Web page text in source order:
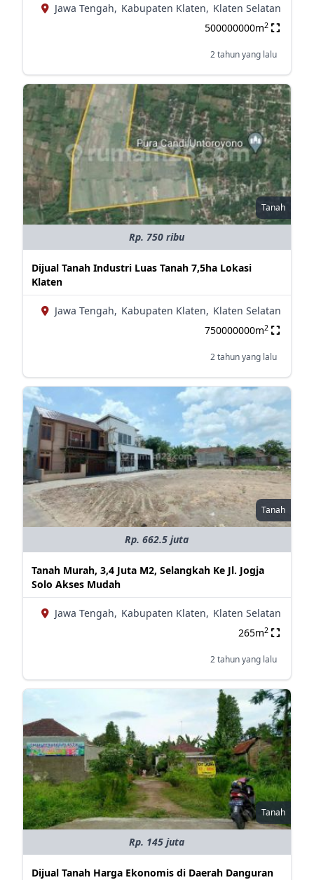
Jawa Tengah, Kabupaten Klaten, Klaten Selatan
500000000m2
2 tahun yang lalu
Tanah
Rp. 750 ribu
Dijual Tanah Industri Luas Tanah 7,5ha Lokasi
Klaten
Jawa Tengah, Kabupaten Klaten, Klaten Selatan
750000000m2
2 tahun yang lalu
Tanah
Rp. 662.5 juta
Tanah Murah, 3,4 Juta M2, Selangkah Ke Jl. Jogja
Solo Akses Mudah
Jawa Tengah, Kabupaten Klaten, Klaten Selatan
265m2
2 tahun yang lalu
Tanah
Rp. 145 juta
Dijual Tanah Harga Ekonomis di Daerah Danguran